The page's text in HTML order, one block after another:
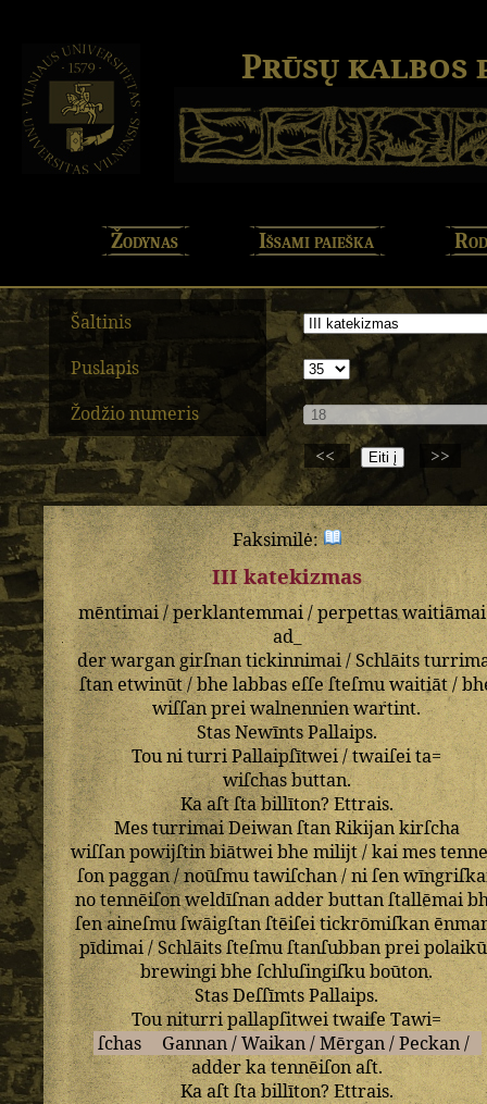
Prūsų kalbos
Žodynas Išsami paieška
Šaltinis
Puslapis
Žodžio numeris
<<
>>
Faksimilė:
III katekizmas
mēntimai/perklantemmai/perpettaswaitiāmai
ad_
derwargangirſnan tickinnimai/Schlāits
ſtanetwinūt/bhe labbaseſſeſteſmuwaitiāt/
wiſſanpreiwalnennienwartint.
StasNewīntsPallaips.
TouniturriPallaipſītwei/twaiſeita=
wiſchasbuttan.
Kaaſtſtabillīton?Ettrais.
MesturrimaiDeiwanſtanRikijankirſcha
wiſſanpowijſtinbiātweibhemilijt/kaimes
ſonpaggan/noūſmutawiſchan/niſen
notennēiſonweldīſnanadderbuttanſtallēmai
ſenaineſmuſwāigſtanſtēiſeitickrōmiſkan
pīdimai/Schlāitsſteſmuſtanſubban prei
brewingibheſchluſingiſkuboūton.
StasDeſſīmtsPallaips.
TouniturripallapſitweitwaiſeTawi=
ſchas
Gannan/Waikan/Mērgan/Peckan/
adderkatennēiſonaſt.
Kaaſtſtabillīton?Ettrais.